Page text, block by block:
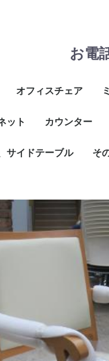
お電
オフィスチェア
イトーキ
プラス
コクヨ
ウチダ
その他メーカー
オカムラ
舶来品
ット カウンター
インフォメー
ハイカウンタ
ローカウンタ
サイドテーブル そ